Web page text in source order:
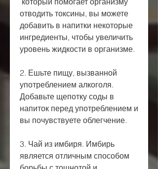
отводить токсины, вы можете
добавить в напитки некоторые
ингредиенты, чтобы увеличить
уровень жидкости в организме.
2. Ешьте пищу, вызванной
употреблением алкоголя.
Добавьте щепотку соды в
напиток перед употреблением и
вы почувствуете облегчение.
3. Чай из имбиря. Имбирь
является отличным способом